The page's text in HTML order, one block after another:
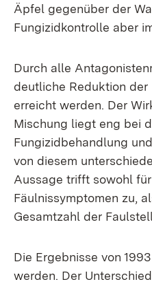
Äpfel gegenüber der
Fungizidkontrolle aber
Durch alle
deutliche Reduktion
erreicht werden. Der
Mischung liegt eng bei
Fungizidbehandlung
von diesem
Aussage trifft sowohl
Fäulnissymptomen zu,
Gesamtzahl der
Die Ergebnisse von
werden. Der